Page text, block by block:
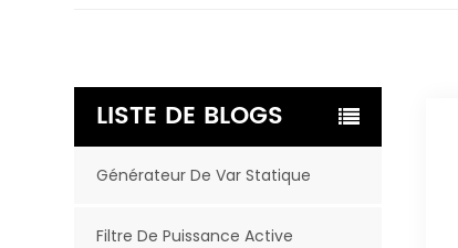
LISTE DE BLOGS
Générateur De Var Statique
Filtre De Puissance Active